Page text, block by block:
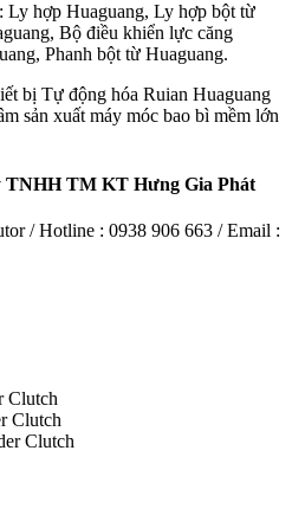
Ly hợp Huaguang, Ly hợp bột từ
Bộ điều khiển lực căng
Phanh bột từ Huaguang.
bị Tự động hóa Ruian Huaguang
sản xuất máy móc bao bì mềm lớn
TNHH TM KT Hưng Gia Phát
/ Hotline : 0938 906 663 / Email :
Clutch
Clutch
Clutch